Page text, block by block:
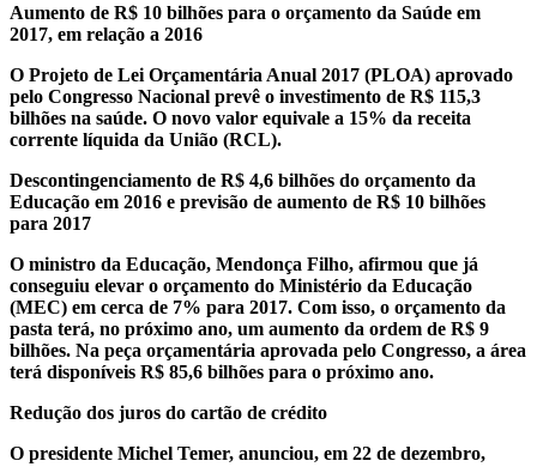
Aumento de R$ 10 bilhões para o orçamento da Saúde em
2017, em relação a 2016
O Projeto de Lei Orçamentária Anual 2017 (PLOA) aprovado
pelo Congresso Nacional prevê o investimento de R$ 115,3
bilhões na saúde. O novo valor equivale a 15% da receita
corrente líquida da União (RCL).
Descontingenciamento de R$ 4,6 bilhões do orçamento da
Educação em 2016 e previsão de aumento de R$ 10 bilhões
para 2017
O ministro da Educação, Mendonça Filho, afirmou que já
conseguiu elevar o orçamento do Ministério da Educação
(MEC) em cerca de 7% para 2017. Com isso, o orçamento da
pasta terá, no próximo ano, um aumento da ordem de R$ 9
bilhões. Na peça orçamentária aprovada pelo Congresso, a área
terá disponíveis R$ 85,6 bilhões para o próximo ano.
Redução dos juros do cartão de crédito
O presidente Michel Temer, anunciou, em 22 de dezembro,